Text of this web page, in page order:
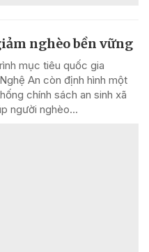
nghèo bền vững
mục tiêu quốc gia
An còn định hình một
chính sách an sinh xã
người nghèo...